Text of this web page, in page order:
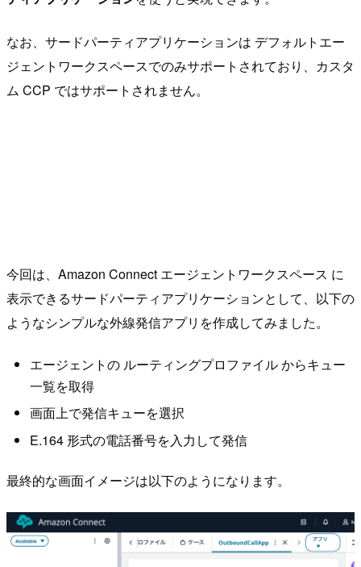
なお、サードパーティアプリケーションは デフォルトエー
ジェントワークスペースでのみサポートされており、カスタ
ム CCP ではサポートされません。
今回は、Amazon Connect エージェントワークスペース に
表示できるサードパーティアプリケーションとして、以下の
ようなシンプルな外線発信アプリを作成してみました。
エージェントの ルーティングプロファイル からキュー
一覧を取得
画面上で発信キューを選択
E.164 形式の電話番号を入力して発信
最終的な画面イメージは以下のようになります。